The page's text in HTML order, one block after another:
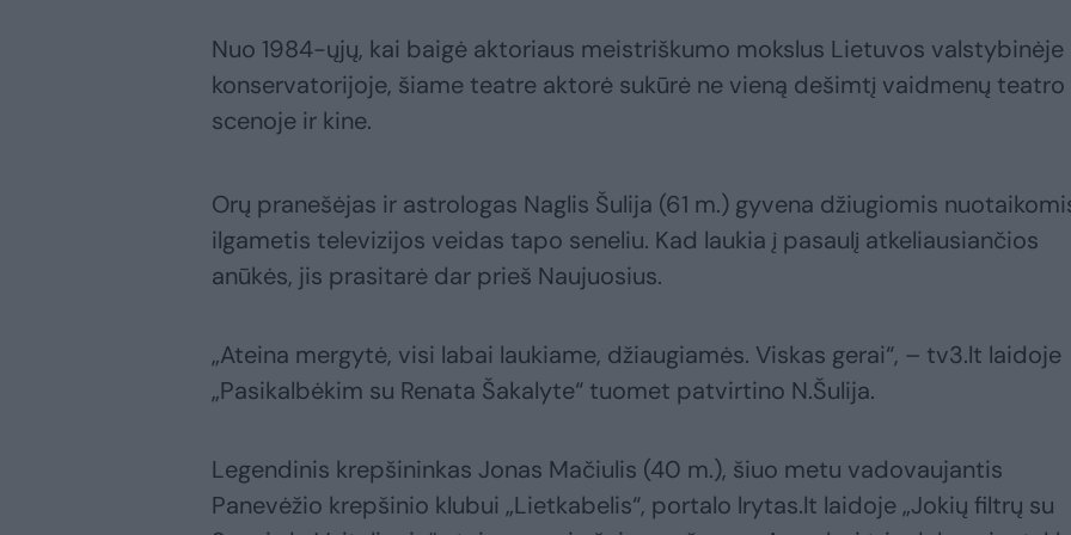
Nuo 1984-ųjų, kai baigė aktoriaus meistriškumo mokslus Lietuvos valstybinėje
konservatorijoje, šiame teatre aktorė sukūrė ne vieną dešimtį vaidmenų teatro
scenoje ir kine.
Orų pranešėjas ir astrologas Naglis Šulija (61 m.) gyvena džiugiomis
ilgametis televizijos veidas tapo seneliu. Kad laukia į pasaulį atkeliausiančios
anūkės, jis prasitarė dar prieš Naujuosius.
„Ateina mergytė, visi labai laukiame, džiaugiamės. Viskas gerai“, – tv3.lt laidoje
„Pasikalbėkim su Renata Šakalyte“ tuomet patvirtino N.Šulija.
Legendinis krepšininkas Jonas Mačiulis (40 m.), šiuo metu vadovaujantis
Panevėžio krepšinio klubui „Lietkabelis“, portalo lrytas.lt laidoje „Jokių filtrų su